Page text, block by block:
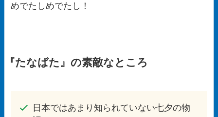
めでたしめでたし！
『たなばた』の素敵なところ
日本ではあまり知られていない七夕の物